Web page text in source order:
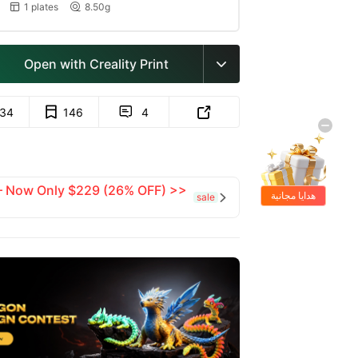
 1 plates  8.50g
Open with Creality Print 
146  4 
Now Only $229 (26% OFF) >> sale  هدايا مجانية